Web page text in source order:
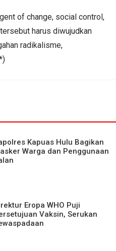
of change, social control,
harus diwujudkan
radikalisme,
Kapuas Hulu Bagikan
Warga dan Penggunaan
Eropa WHO Puji
Vaksin, Serukan